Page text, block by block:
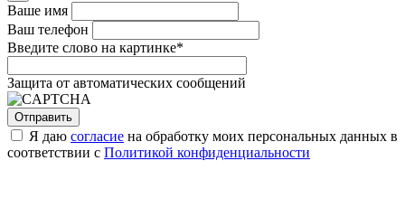
Ваше имя
Ваш телефон
Введите слово на картинке*
Защита от автоматических сообщений
Я даю согласие на обработку моих персональных данных в
соответствии с Политикой конфиденциальности